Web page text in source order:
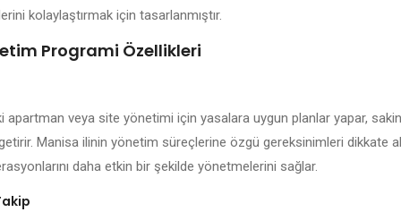
kolaylaştırmak için tasarlanmıştır.
Programi Özellikleri
apartman veya site yönetimi için yasalara uygun planlar yapar,
Manisa ilinin yönetim süreçlerine özgü gereksinimleri dikkate
daha etkin bir şekilde yönetmelerini sağlar.